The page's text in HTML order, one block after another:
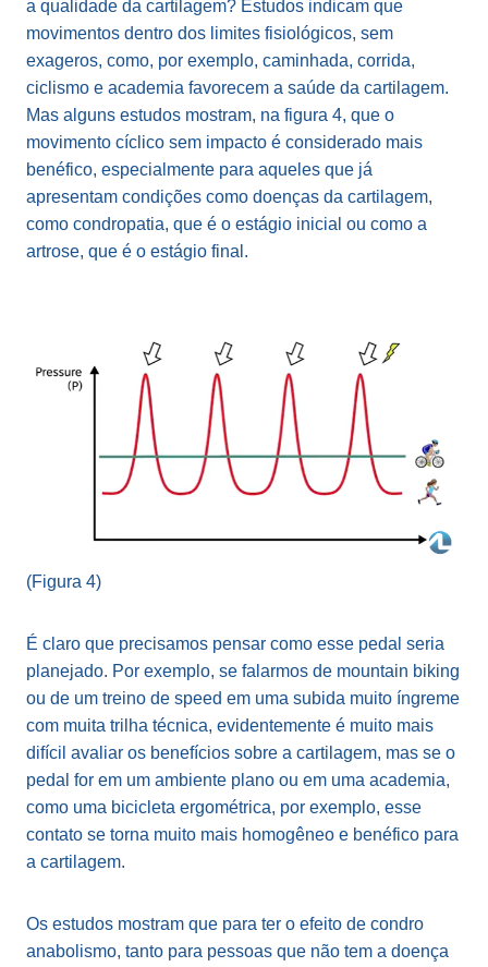
a qualidade da cartilagem? Estudos indicam que
movimentos dentro dos limites fisiológicos, sem
exageros, como, por exemplo, caminhada, corrida,
ciclismo e academia favorecem a saúde da cartilagem.
Mas alguns estudos mostram, na figura 4, que o
movimento cíclico sem impacto é considerado mais
benéfico, especialmente para aqueles que já
apresentam condições como doenças da cartilagem,
como condropatia, que é o estágio inicial ou como a
artrose, que é o estágio final.
(Figura 4)
É claro que precisamos pensar como esse pedal seria
planejado. Por exemplo, se falarmos de mountain biking
ou de um treino de speed em uma subida muito íngreme
com muita trilha técnica, evidentemente é muito mais
difícil avaliar os benefícios sobre a cartilagem, mas se o
pedal for em um ambiente plano ou em uma academia,
como uma bicicleta ergométrica, por exemplo, esse
contato se torna muito mais homogêneo e benéfico para
a cartilagem.
Os estudos mostram que para ter o efeito de condro
anabolismo, tanto para pessoas que não tem a doença